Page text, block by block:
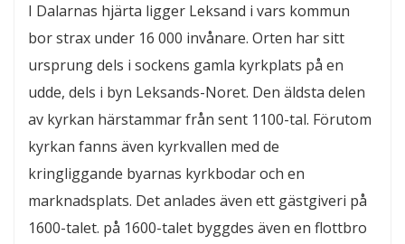
I Dalarnas hjärta ligger Leksand i vars kommun
bor strax under 16 000 invånare. Orten har sitt
ursprung dels i sockens gamla kyrkplats på en
udde, dels i byn Leksands-Noret. Den äldsta delen
av kyrkan härstammar från sent 1100-tal. Förutom
kyrkan fanns även kyrkvallen med de
kringliggande byarnas kyrkbodar och en
marknadsplats. Det anlades även ett gästgiveri på
1600-talet. på 1600-talet byggdes även en flottbro